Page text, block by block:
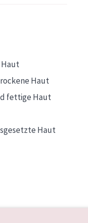
Haut
fettige Haut
Haut